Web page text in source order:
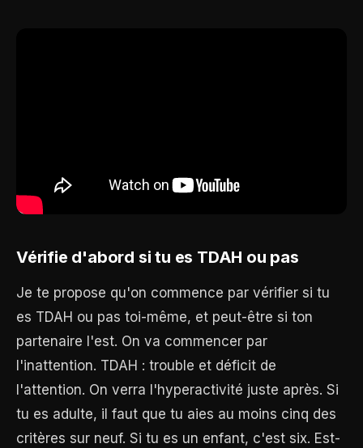
Vérifie d'abord si tu es TDAH ou pas
Je te propose qu'on commence par vérifier si tu
es TDAH ou pas toi-même, et peut-être si ton
partenaire l'est. On va commencer par
l'inattention. TDAH : trouble et déficit de
l'attention. On verra l'hyperactivité juste après. Si
tu es adulte, il faut que tu aies au moins cinq des
critères sur neuf. Si tu es un enfant, c'est six. Est-